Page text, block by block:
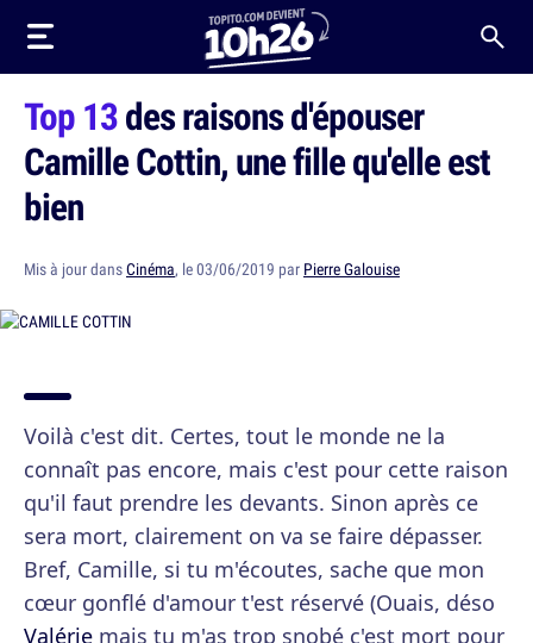
Top 13des raisons d'épouser
Camille Cottin, une fille qu'elle est
bien
Mis à jour dansCinéma, le 03/06/2019 par Pierre Galouise
Voilà c'est dit. Certes, tout le monde ne la
connaît pas encore, mais c'est pour cette raison
qu'il faut prendre les devants. Sinon après ce
sera mort, clairement on va se faire dépasser.
Bref, Camille, si tu m'écoutes, sache que mon
cœur gonflé d'amour t'est réservé (Ouais, déso
Valérie mais tu m'as trop snobé c'est mort pour